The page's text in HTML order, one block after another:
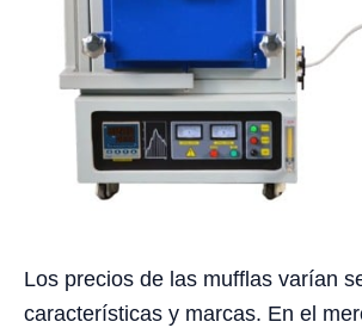
Los precios de las mufflas varían
características y marcas. En el